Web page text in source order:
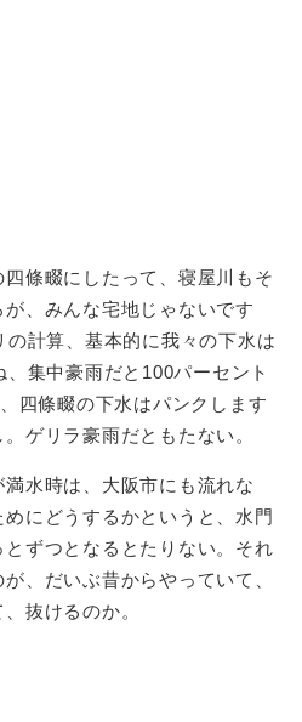
條畷にしたって、寝屋川もそ
、みんな宅地じゃないです
計算、基本的に我々の下水は
集中豪雨だと100パーセント
四條畷の下水はパンクします
ゲリラ豪雨だともたない。
水時は、大阪市にも流れな
にどうするかというと、水門
ずつとなるとたりない。それ
、だいぶ昔からやっていて、
抜けるのか。